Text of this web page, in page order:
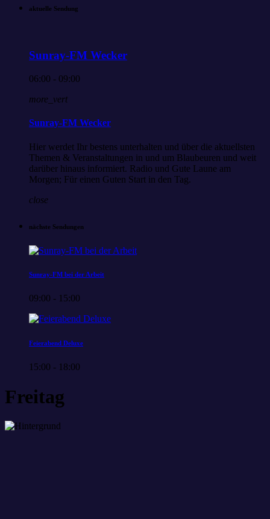
aktuelle Sendung
Sunray-FM Wecker
06:00 - 09:00
more_vert
Sunray-FM Wecker
Hier werdet Ihr bestens unterhalten und über die aktuellsten
Themen & Veranstaltungen in und um Blaubeuren und weit
darüber hinaus informiert. Radio und Gute Laune am
Morgen; Für einen Guten Start in den Tag.
close
nächste Sendungen
Sunray-FM bei der Arbeit
09:00 - 15:00
Feierabend Deluxe
15:00 - 18:00
Freitag